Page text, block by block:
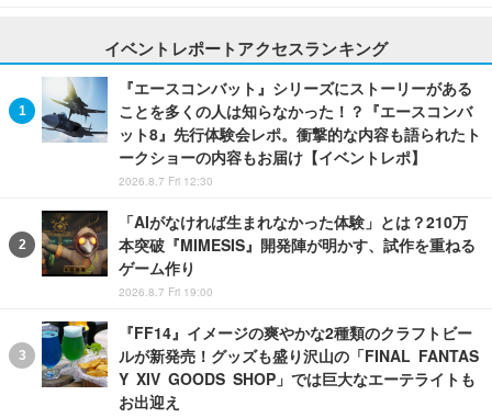
イベントレポートアクセスランキング
『エースコンバット』シリーズにストーリーがある
ことを多くの人は知らなかった！？『エースコンバ
ット8』先行体験会レポ。衝撃的な内容も語られたト
ークショーの内容もお届け【イベントレポ】
2026.8.7 Fri 12:30
「AIがなければ生まれなかった体験」とは？210万
本突破『MIMESIS』開発陣が明かす、試作を重ねる
ゲーム作り
2026.8.7 Fri 19:00
『FF14』イメージの爽やかな2種類のクラフトビー
ルが新発売！グッズも盛り沢山の「FINAL FANTAS
Y XIV GOODS SHOP」では巨大なエーテライトも
お出迎え